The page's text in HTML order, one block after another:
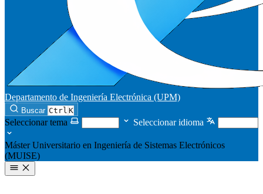
Departamento de Ingeniería Electrónica (UPM)
Buscar Ctrl K
Seleccionar tema Seleccionar idioma
Máster Universitario en Ingeniería de Sistemas Electrónicos
(MUISE)